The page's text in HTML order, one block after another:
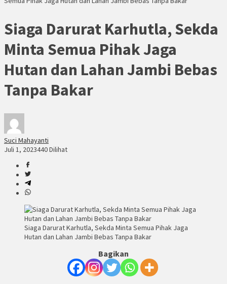
Siaga Darurat Karhutla, Sekda
Minta Semua Pihak Jaga
Hutan dan Lahan Jambi Bebas
Tanpa Bakar
Suci Mahayanti
Juli 1, 2023440 Dilihat
Siaga Darurat Karhutla, Sekda Minta Semua Pihak Jaga
Hutan dan Lahan Jambi Bebas Tanpa Bakar
Bagikan